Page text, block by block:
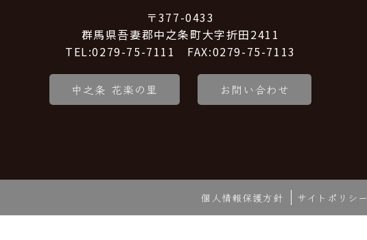
〒377-0433
群馬県吾妻郡中之条町大字折田2411
TEL:0279-75-7111 FAX:0279-75-7113
中之条 花楽の里 お問い合わせ
個人情報保護方針 サイトポリシー